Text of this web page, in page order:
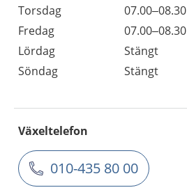
Torsdag
07.00–08.30
Fredag
07.00–08.30
Lördag
Stängt
Söndag
Stängt
Växeltelefon
010-435 80 00